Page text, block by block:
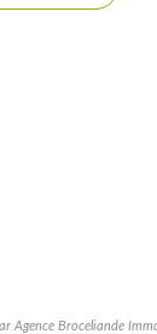
Broceliande